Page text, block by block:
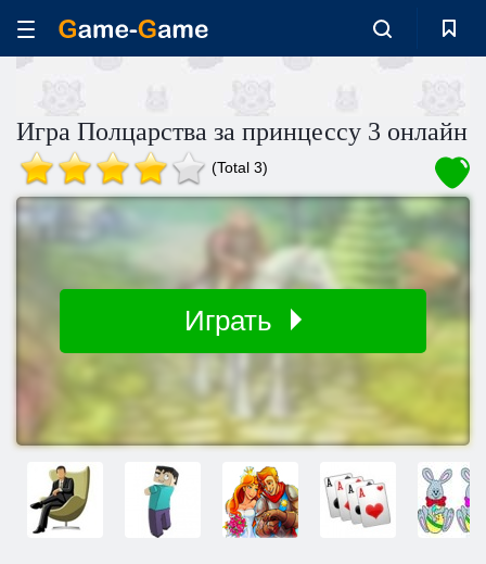
Игра Полцарства за принцессу 3 онлайн
(Total 3)
Играть